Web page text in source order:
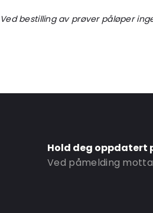
Ved bestilling av prøver påløper
Hold deg oppdatert
Ved påmelding